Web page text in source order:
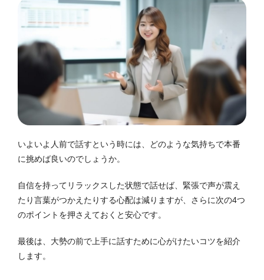
いよいよ人前で話すという時には、どのような気持ちで本番
に挑めば良いのでしょうか。
自信を持ってリラックスした状態で話せば、緊張で声が震え
たり言葉がつかえたりする心配は減りますが、さらに次の4つ
のポイントを押さえておくと安心です。
最後は、大勢の前で上手に話すために心がけたいコツを紹介
します。